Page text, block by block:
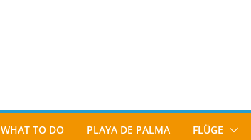
WHAT TO DO PLAYA DE PALMA FLÜGE